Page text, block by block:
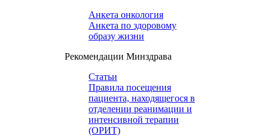
Анкета онкология
Анкета по здоровому
образу жизни
Рекомендации Минздрава
Статьи
Правила посещения
пациента, находящегося в
отделении реанимации и
интенсивной терапии
(ОРИТ)